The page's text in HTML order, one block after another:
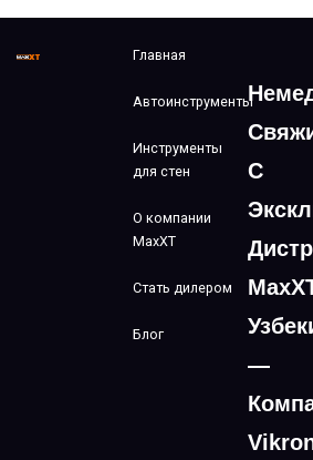
Главная
Автоинструменты
Инструменты
для стен
О компании
MaxXT
Стать дилером
Блог
С
—